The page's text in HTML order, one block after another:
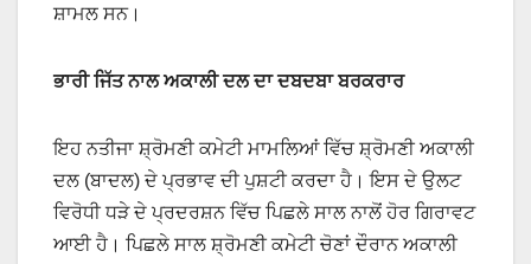
ਸ਼ਾਮਲ ਸਨ।
ਭਾਰੀ ਜਿੱਤ ਨਾਲ ਅਕਾਲੀ ਦਲ ਦਾ ਦਬਦਬਾ ਬਰਕਰਾਰ
ਇਹ ਨਤੀਜਾ ਸ਼੍ਰੋਮਣੀ ਕਮੇਟੀ ਮਾਮਲਿਆਂ ਵਿੱਚ ਸ਼੍ਰੋਮਣੀ ਅਕਾਲੀ
ਦਲ (ਬਾਦਲ) ਦੇ ਪ੍ਰਭਾਵ ਦੀ ਪੁਸ਼ਟੀ ਕਰਦਾ ਹੈ। ਇਸ ਦੇ ਉਲਟ
ਵਿਰੋਧੀ ਧੜੇ ਦੇ ਪ੍ਰਦਰਸ਼ਨ ਵਿੱਚ ਪਿਛਲੇ ਸਾਲ ਨਾਲੋਂ ਹੋਰ ਗਿਰਾਵਟ
ਆਈ ਹੈ। ਪਿਛਲੇ ਸਾਲ ਸ਼੍ਰੋਮਣੀ ਕਮੇਟੀ ਚੋਣਾਂ ਦੌਰਾਨ ਅਕਾਲੀ